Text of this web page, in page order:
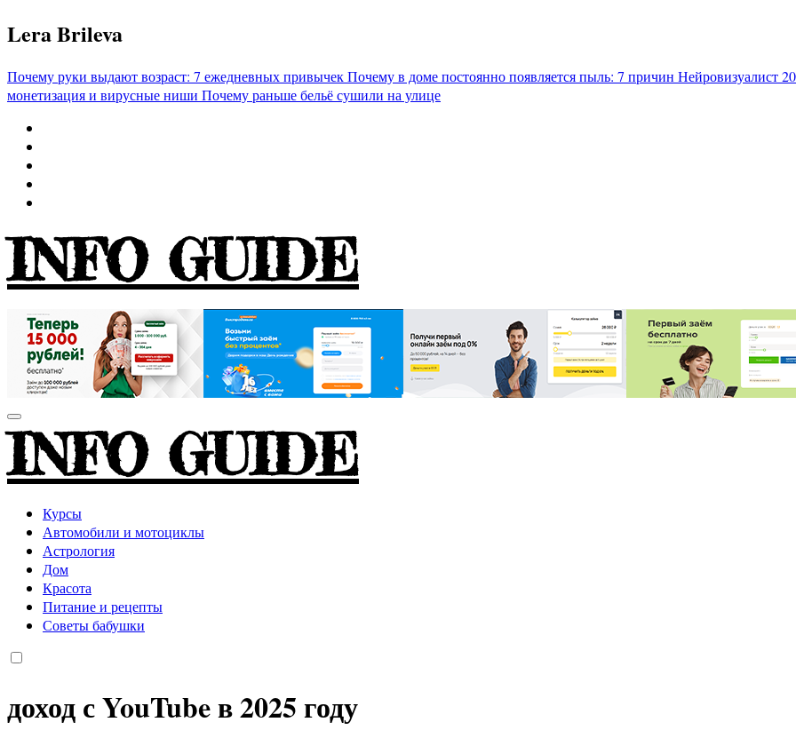
Перейти
к
Lera Brileva
Почему руки выдают возраст: 7 ежедневных привычекПочему в доме постоянно появляется пыль: 7 причин Нейровизуалист
монетизация и вирусные ниши Почему раньше бельё сушили на улице
INFO GUIDE
INFO GUIDE
Курсы
Автомобили и мотоциклы
Астрология
Дом
Красота
Питание и рецепты
Советы бабушки
доход с YouTube в 2025 году